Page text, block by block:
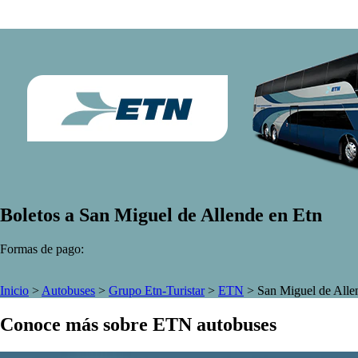
Boletos a San Miguel de Allende en Etn
Formas de pago:
Inicio > Autobuses > Grupo Etn-Turistar> ETN > San Miguel de
Conoce más sobre ETN autobuses